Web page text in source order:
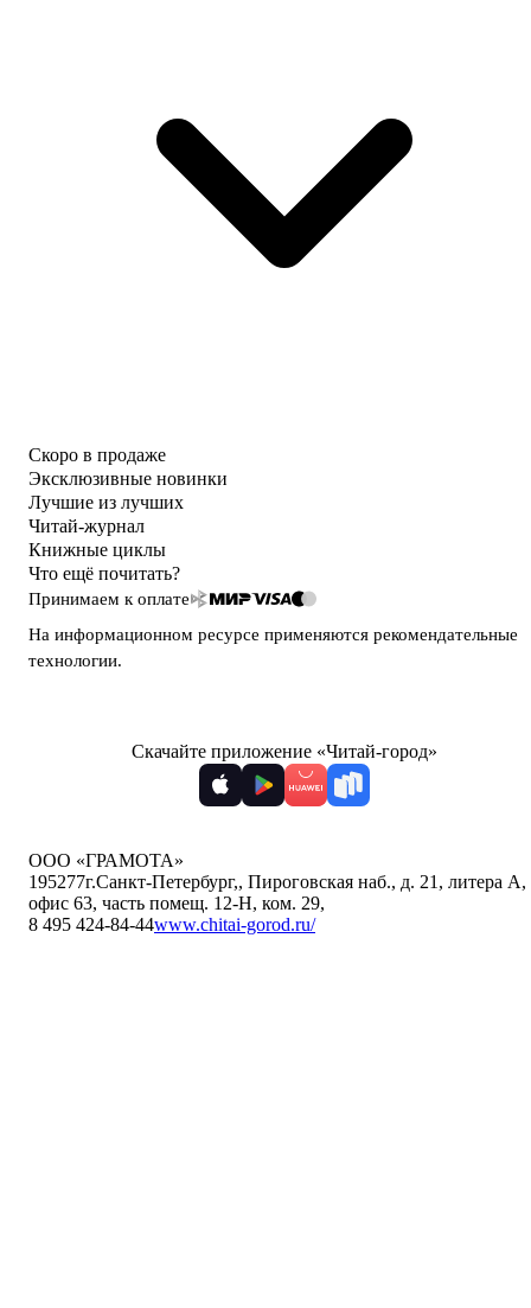
Скоро в продаже
Эксклюзивные новинки
Лучшие из лучших
Читай-журнал
Книжные циклы
Что ещё почитать?
Принимаем к оплате
На информационном ресурсе применяются рекомендательные
технологии.
Скачайте приложение «Читай-город»
ООО «ГРАМОТА»
195277г.Санкт-Петербург,, Пироговская наб., д. 21, литера А,
офис 63, часть помещ. 12-Н, ком. 29,
8 495 424-84-44www.chitai-gorod.ru/